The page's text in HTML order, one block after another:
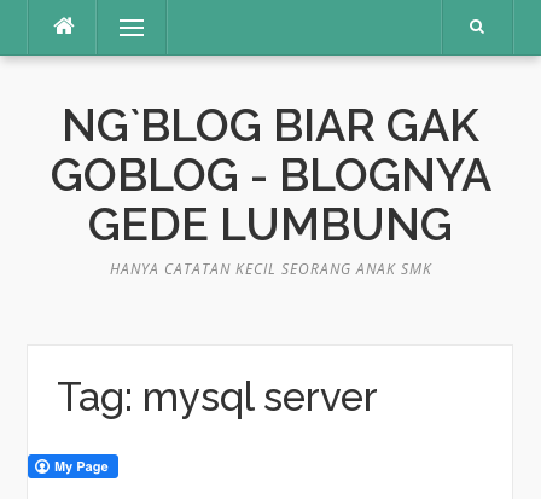
content
Menu
NG`BLOG BIAR GAK
GOBLOG - BLOGNYA
GEDE LUMBUNG
HANYA CATATAN KECIL SEORANG ANAK SMK
Tag: mysql server